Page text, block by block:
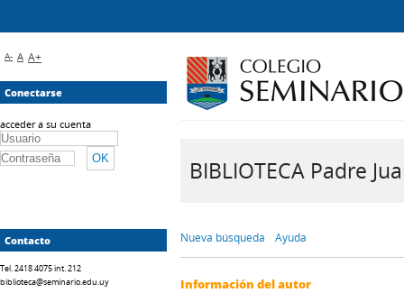
BIBLIOTECA Padre
Nueva búsqueda Ayuda
Información del autor
A- A A+
Conectarse
acceder a su cuenta
Contacto
Tel. 2418 4075 int. 212
biblioteca@seminario.edu.uy